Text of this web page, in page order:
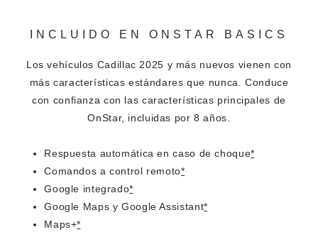
INCLUIDO EN ONSTAR BASICS
Los vehículos Cadillac 2025 y más nuevos vienen con
más características estándares que nunca. Conduce
con confianza con las características principales de
OnStar, incluidas por 8 años.
Respuesta automática en caso de choque*
Comandos a control remoto*
Google integrado*
Google Maps y Google Assistant*
Maps+*